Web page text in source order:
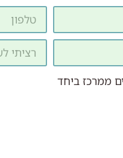
ממרכז ביחד